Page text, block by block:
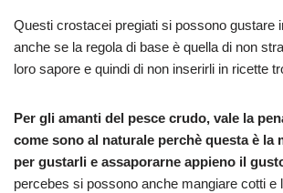
Questi crostacei pregiati si possono gustare
anche se la regola di base è quella di non
loro sapore e quindi di non inserirli in ricette
Per gli amanti del pesce crudo, vale la
come sono al naturale perchè questa è la
per gustarli e assaporarne appieno il
percebes si possono anche mangiare cotti e